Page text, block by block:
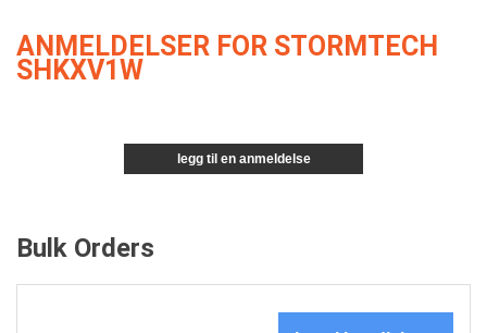
ANMELDELSER FOR STORMTECH
SHKXV1W
legg til en anmeldelse
Bulk Orders